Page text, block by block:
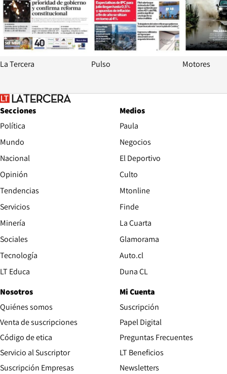
La Tercera Pulso Motores
Secciones
Política
Mundo
Nacional
Opinión
Tendencias
Servicios
Minería
Sociales
Tecnología
LT Educa
Medios
Paula
Negocios
El Deportivo
Culto
Mtonline
Finde
La Cuarta
Glamorama
Auto.clOpens in new window
Duna CLOpens in new window
Nosotros
Quiénes somos
Venta de suscripciones
Código de etica Opens in new window
Servicio al Suscriptor
Suscripción Empresas
Mi Cuenta
Suscripción
Papel DigitalOpens in new
Preguntas Frecuentes
LT Beneficios
Newsletters